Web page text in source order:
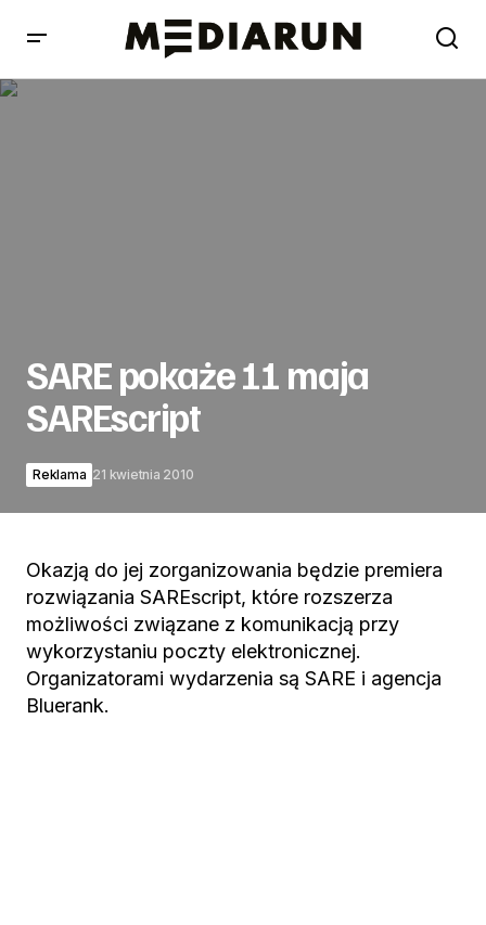
SARE pokaże 11 maja
SAREscript
Reklama 21 kwietnia 2010
Okazją do jej zorganizowania będzie premiera
rozwiązania SAREscript, które rozszerza
możliwości związane z komunikacją przy
wykorzystaniu poczty elektronicznej.
Organizatorami wydarzenia są SARE i agencja
Bluerank.